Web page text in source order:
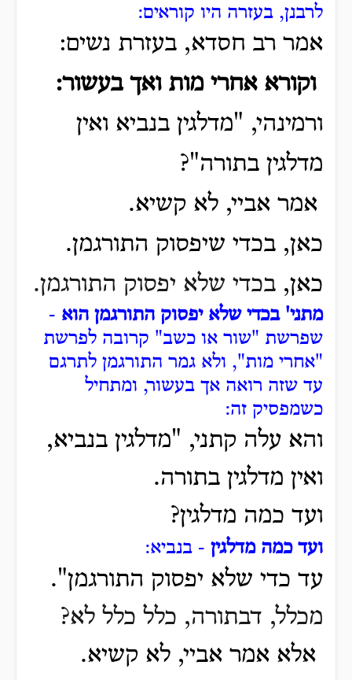
לרבנן, בעזרה היו קוראים:
אמר רב חסדא, בעזרת נשים:
וקורא אחרי מות ואך בעשור:
ורמינהי, "מדלגין בנביא ואין
מדלגין בתורה"?
אמר אביי, לא קשיא.
כאן, בכדי שיפסוק התורגמן.
כאן, בכדי שלא יפסוק התורגמן.
מתני' בכדי שלא יפסוק התורגמן הוא -
שפרשת "שור או כשב" קרובה לפרשת
"אחרי מות", ולא גמר התורגמן לתרגם
עד שזה רואה אך בעשור, ומתחיל
כשמפסיק זה:
והא עלה קתני, "מדלגין בנביא,
ואין מדלגין בתורה.
ועד כמה מדלגין?
ועד כמה מדלגין - בנביא:
עד כדי שלא יפסוק התורגמן".
מכלל, דבתורה, כלל כלל לא?
אלא אמר אביי, לא קשיא.